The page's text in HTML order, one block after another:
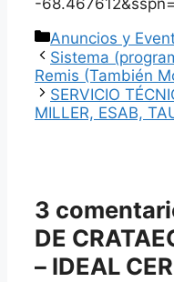
-
Categorías
Anuncios y
Sistema
Remis (También
SERVICIO
MILLER, ESAB,
3
DE
– IDEAL